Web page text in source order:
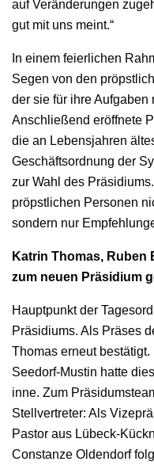
auf Veränderungen
gut mit uns meint.“
In einem feierlichen
Segen von den
der sie für ihre Aufgaben
Anschließend eröffnete
die an Lebensjahren
Geschäftsordnung der
zur Wahl des
pröpstlichen Personen
sondern nur
Katrin Thomas, Ruben
zum neuen Präsidium
Hauptpunkt der
Präsidiums. Als Präses
Thomas erneut
Seedorf-Mustin hatte
inne. Zum
Stellvertreter: Als
Pastor aus Lübeck-
Constanze Oldendorf